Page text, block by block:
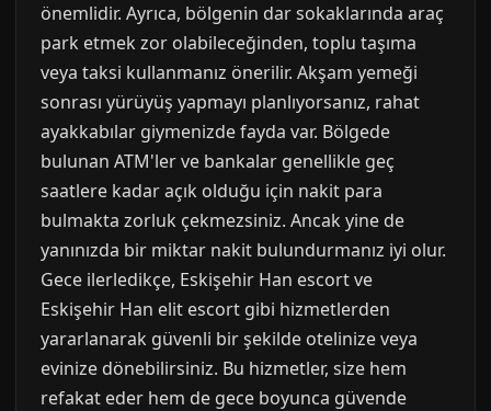
önemlidir. Ayrıca, bölgenin dar sokaklarında araç
park etmek zor olabileceğinden, toplu taşıma
veya taksi kullanmanız önerilir. Akşam yemeği
sonrası yürüyüş yapmayı planlıyorsanız, rahat
ayakkabılar giymenizde fayda var. Bölgede
bulunan ATM'ler ve bankalar genellikle geç
saatlere kadar açık olduğu için nakit para
bulmakta zorluk çekmezsiniz. Ancak yine de
yanınızda bir miktar nakit bulundurmanız iyi olur.
Gece ilerledikçe, Eskişehir Han escort ve
Eskişehir Han elit escort gibi hizmetlerden
yararlanarak güvenli bir şekilde otelinize veya
evinize dönebilirsiniz. Bu hizmetler, size hem
refakat eder hem de gece boyunca güvende